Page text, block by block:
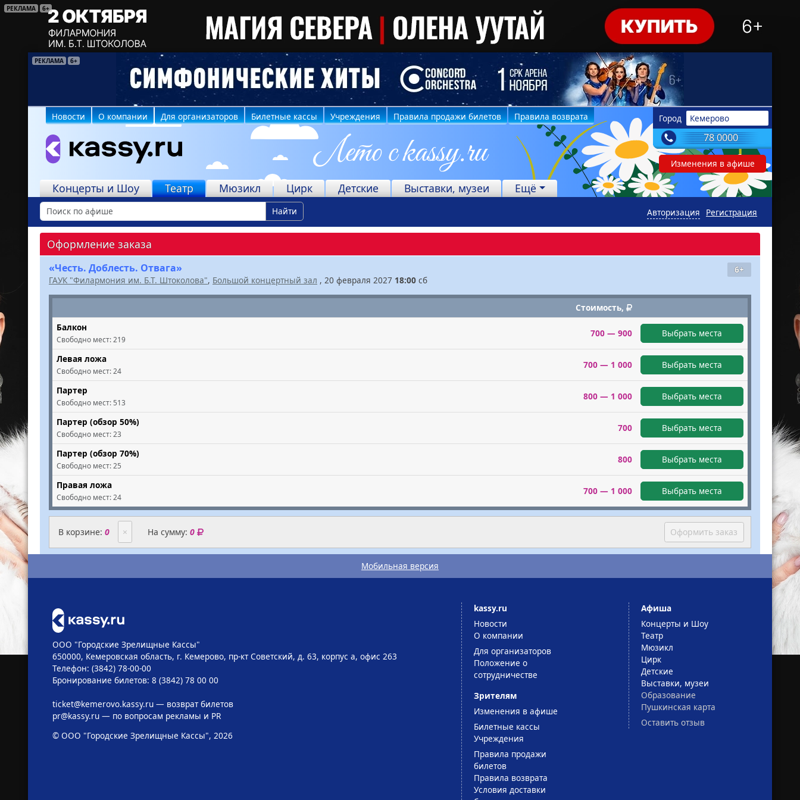
РЕКЛАМА 6+
РЕКЛАМА 6+
РЕКЛАМА 16+
Город Кемерово
78 0000
Изменения в афише
Новости О компании Для организаторов Билетные кассы Учреждения Правила продажи билетов Правила возврата
Концерты и Шоу Театр Мюзикл Цирк Детские Выставки, музеи Ещё
Найти Регистрация
Авторизация
Оформление заказа
6+
«Честь. Доблесть. Отвага»
ГАУК "Филармония им. Б.Т. Штоколова", Большой концертный зал , 20 февраля 2027 18:00 сб
Стоимость,
Балкон
Свободно мест: 219
700 — 900 Выбрать места
Левая ложа
Свободно мест: 24
700 — 1 000 Выбрать места
Партер
Свободно мест: 513
800 — 1 000 Выбрать места
Партер (обзор 50%)
Свободно мест: 23
700 Выбрать места
Партер (обзор 70%)
Свободно мест: 25
800 Выбрать места
Правая ложа
Свободно мест: 24
700 — 1 000 Выбрать места
В корзине: 0 × На сумму:0 Оформить заказ
Мобильная версия
ООО "Городские Зрелищные Кассы"
650000, Кемеровская область, г. Кемерово, пр-кт Советский, д. 63, корпус а, офис 263
Телефон: (3842) 78-00-00
Бронирование билетов: 8 (3842) 78 00 00
ticket@kemerovo.kassy.ru— возврат билетов
pr@kassy.ru— по вопросам рекламы и PR
© ООО "Городские Зрелищные Кассы", 2026
kassy.ru
Новости
О компании
Для организаторов
Положение о
сотрудничестве
Зрителям
Изменения в афише
Билетные кассы
Учреждения
Правила продажи
билетов
Правила возврата
Условия доставки
Афиша
Концерты и Шоу
Театр
Мюзикл
Цирк
Детские
Выставки, музеи
Образование
Пушкинская карта
Оставить отзыв